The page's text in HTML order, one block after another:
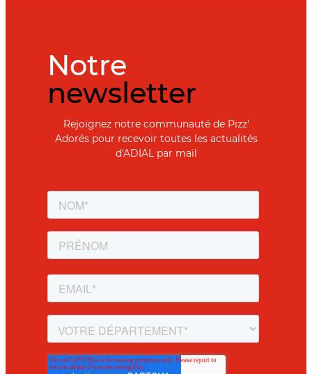
Notre
newsletter
Rejoignez notre communauté de Pizz'
Adorés pour recevoir toutes les actualités
d'ADIAL par mail